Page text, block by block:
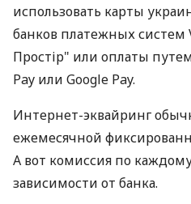
использовать карты
банков платежных систем
Простір" или оплаты
Pay или Google Pay.
Интернет-эквайринг
ежемесячной
А вот комиссия по
зависимости от банка.